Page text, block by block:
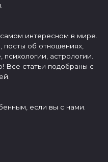
интересном в мире.
посты об отношениях,
психологии, астрологии.
Все статьи подобраны с
если вы с нами.